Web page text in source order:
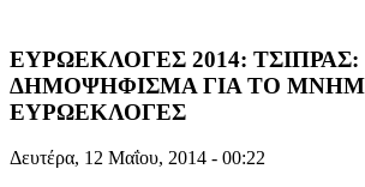
ΕΥΡΩΕΚΛΟΓΕΣ 2014: ΤΣΙΠΡΑΣ:
ΔΗΜΟΨΗΦΙΣΜΑ ΓΙΑ ΤΟ
ΕΥΡΩΕΚΛΟΓΕΣ
Δευτέρα, 12 Μαΐου, 2014 - 00:22